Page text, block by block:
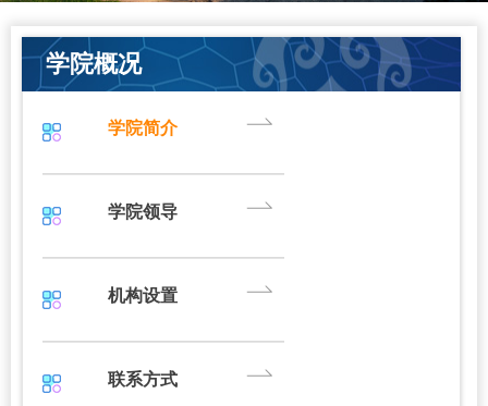
学院概况
学院简介
学院领导
机构设置
联系方式